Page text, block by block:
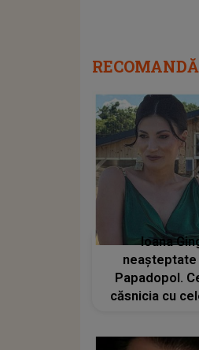
Ioana
Papadopol.
căsnicia cu